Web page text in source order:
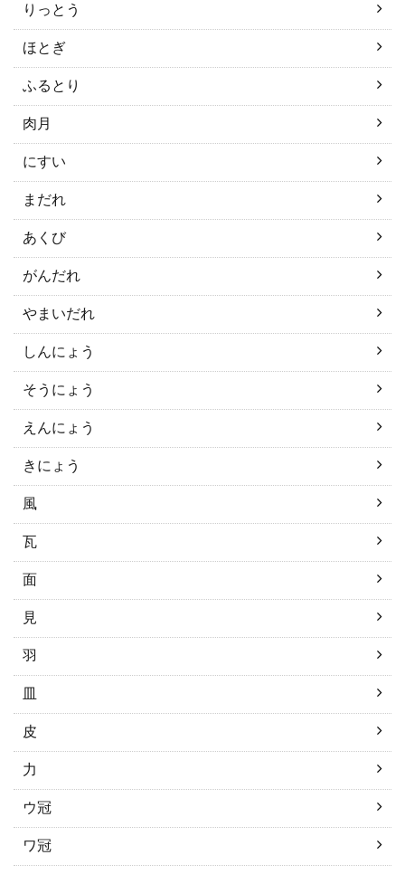
りっとう
ほとぎ
ふるとり
肉月
にすい
まだれ
あくび
がんだれ
やまいだれ
しんにょう
そうにょう
えんにょう
きにょう
風
瓦
面
見
羽
皿
皮
力
ウ冠
ワ冠